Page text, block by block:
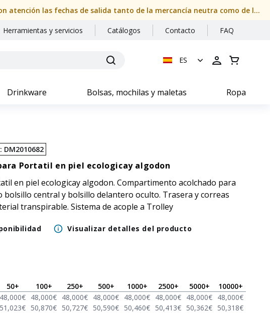
Nuestras oficinas permanecerán cerradas del 08/08/2026 al 24/08/2026 (ambos inclusive). Por favor, compruebe con atención las fechas de salida tanto de la mercancía neutra como de la personalizada
Herramientas y servicios Catálogos Contacto FAQ
ES
Drinkware Bolsas, mochilas y maletas Ropa
: DM2010682
Portatil en piel ecologicay algodon
en piel ecologicay algodon. Compartimento acolchado para
bolsillo central y bolsillo delantero oculto. Trasera y correas
transpirable. Sistema de acople a Trolley
Visualizar detalles del producto
50+ 100+ 250+ 500+ 1000+ 2500+ 5000+ 10000+
48,000€ 48,000€ 48,000€ 48,000€ 48,000€ 48,000€ 48,000€ 48,000€
51,023€ 50,870€ 50,727€ 50,590€ 50,460€ 50,413€ 50,362€ 50,318€